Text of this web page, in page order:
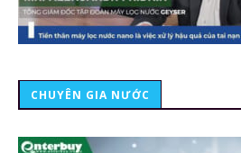
CHUYÊN GIA NƯỚC